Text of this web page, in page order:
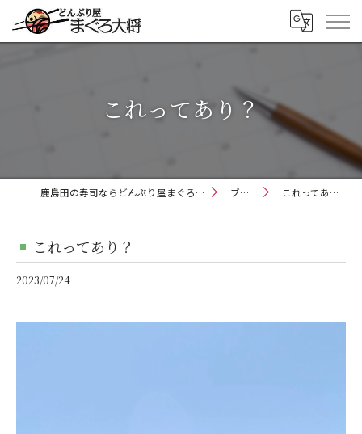
これってあり？
鹿島田の寿司ならどんぶり屋まぐろ大将 ブログ これってあり？
これってあり？
2023/07/24